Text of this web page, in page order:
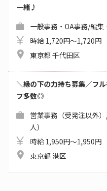
一緒♪
一般事務・OA事務/編集
時給 1,720円～1,720円
東京都 千代田区
＼縁の下の力持ち募集／フ
フ多数◎
営業事務（受発注以外
人）
時給 1,950円～1,950円
東京都 港区